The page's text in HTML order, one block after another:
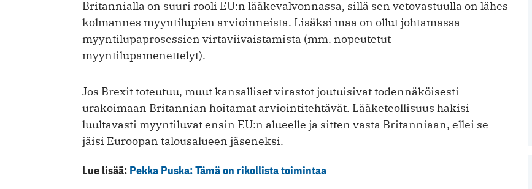
Britannialla on suuri rooli EU:n lääkevalvonnassa, sillä sen vetovastuulla on lähes
kolmannes myyntilupien arvioinneista. Lisäksi maa on ollut johtamassa
myyntilupaprosessien virtaviivaistamista (mm. nopeutetut
myyntilupamenettelyt).
Jos Brexit toteutuu, muut kansalliset virastot joutuisivat todennäköisesti
urakoimaan Britannian hoitamat arviointitehtävät. Lääketeollisuus hakisi
luultavasti myyntiluvat ensin EU:n alueelle ja sitten vasta Britanniaan, ellei se
jäisi Euroopan talousalueen jäseneksi.
Lue lisää: Pekka Puska: Tämä on rikollista toimintaa